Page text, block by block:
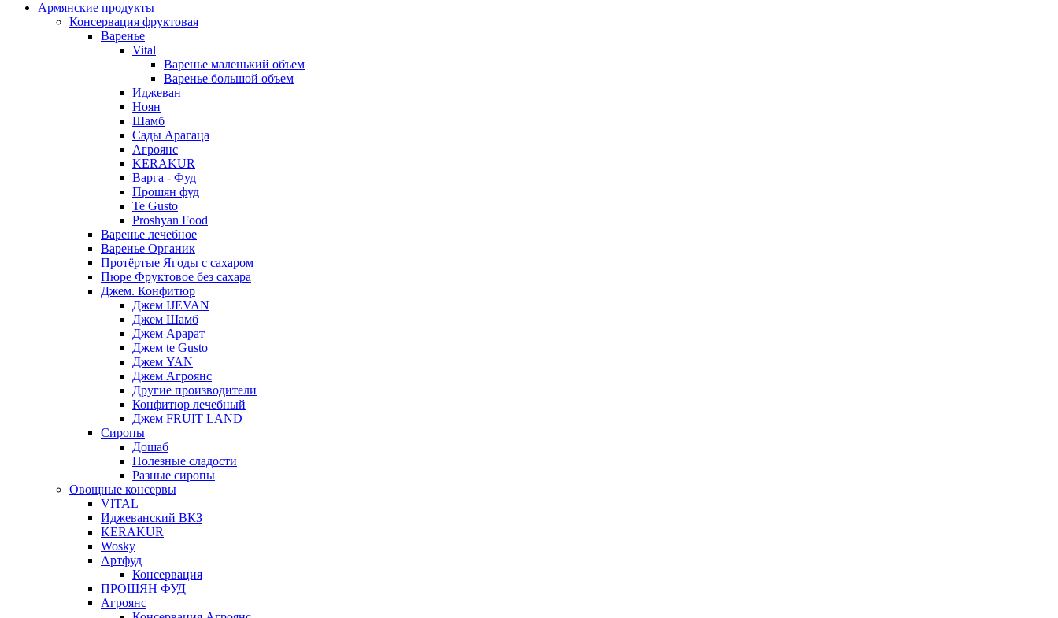
Армянские продукты
Консервация фруктовая
Варенье
Vital
Варенье маленький объем
Варенье большой объем
Иджеван
Ноян
Шамб
Сады Арагаца
Агроянс
KERAKUR
Варга - Фуд
Прошян фуд
Te Gusto
Proshyan Food
Варенье лечебное
Варенье Органик
Протёртые Ягоды с сахаром
Пюре Фруктовое без сахара
Джем. Конфитюр
Джем IJEVAN
Джем Шамб
Джем Арарат
Джем te Gusto
Джем YAN
Джем Агроянс
Другие производители
Конфитюр лечебный
Джем FRUIT LAND
Сиропы
Дошаб
Полезные сладости
Разные сиропы
Овощные консервы
VITAL
Иджеванский ВКЗ
KERAKUR
Wosky
Артфуд
Консервация
ПРОШЯН ФУД
Агроянс